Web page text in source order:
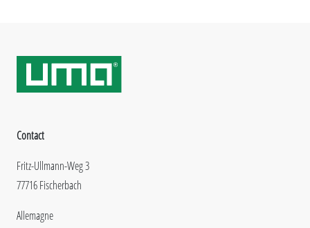
Contact
Fritz-Ullmann-Weg 3
77716 Fischerbach
Allemagne